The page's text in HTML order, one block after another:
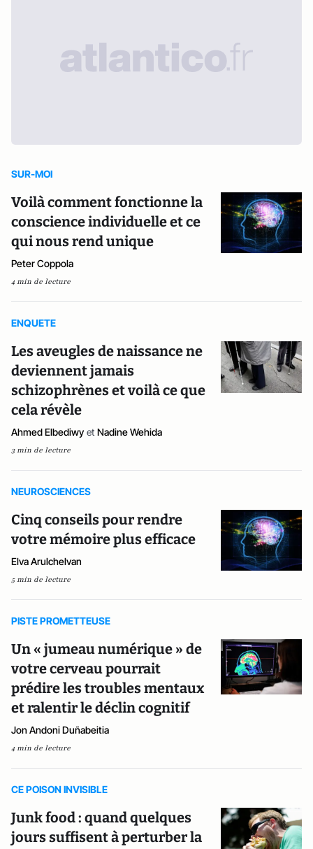
SUR-MOI
Voilà comment fonctionne la
conscience individuelle et ce
qui nous rend unique
Peter Coppola
4 min de lecture
ENQUETE
Les aveugles de naissance ne
deviennent jamais
schizophrènes et voilà ce que
cela révèle
Ahmed Elbediwy et Nadine Wehida
3 min de lecture
NEUROSCIENCES
Cinq conseils pour rendre
votre mémoire plus efficace
Elva Arulchelvan
5 min de lecture
PISTE PROMETTEUSE
Un « jumeau numérique » de
votre cerveau pourrait
prédire les troubles mentaux
et ralentir le déclin cognitif
Jon Andoni Duñabeitia
4 min de lecture
CE POISON INVISIBLE
Junk food : quand quelques
jours suffisent à perturber la